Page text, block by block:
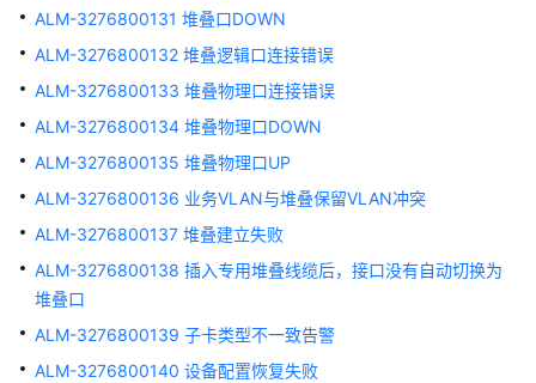
复
POE
的
供
能
力
134807555
连
ALM-3276800131 堆叠口DOWN
ALM-3276800132 堆叠逻辑口连接错误
ALM-3276800133 堆叠物理口连接错误
ALM-3276800134 堆叠物理口DOWN
ALM-3276800135 堆叠物理口UP
ALM-3276800136 业务VLAN与堆叠保留VLAN冲突
ALM-3276800137 堆叠建立失败
ALM-3276800138 插入专用堆叠线缆后，接口没有自动切换为
堆叠口
ALM-3276800139 子卡类型不一致告警
ALM-3276800140 设备配置恢复失败